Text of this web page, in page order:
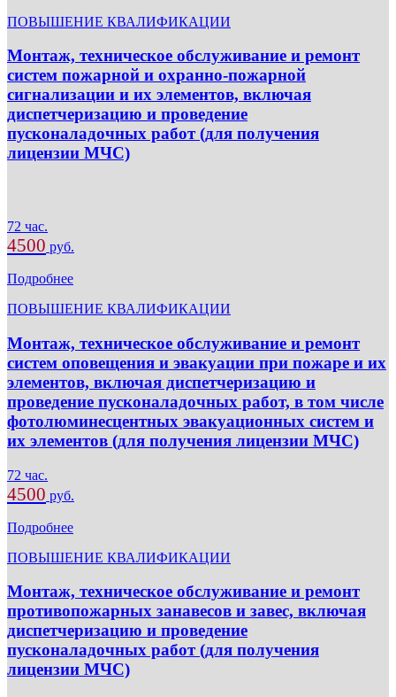
ПОВЫШЕНИЕ КВАЛИФИКАЦИИ
Монтаж, техническое обслуживание и ремонт
систем пожарной и охранно-пожарной
сигнализации и их элементов, включая
диспетчеризацию и проведение
пусконаладочных работ (для получения
лицензии МЧС)
72 час.
4500 руб.
Подробнее
ПОВЫШЕНИЕ КВАЛИФИКАЦИИ
Монтаж, техническое обслуживание и ремонт
систем оповещения и эвакуации при пожаре и их
элементов, включая диспетчеризацию и
проведение пусконаладочных работ, в том числе
фотолюминесцентных эвакуационных систем и
их элементов (для получения лицензии МЧС)
72 час.
4500 руб.
Подробнее
ПОВЫШЕНИЕ КВАЛИФИКАЦИИ
Монтаж, техническое обслуживание и ремонт
противопожарных занавесов и завес, включая
диспетчеризацию и проведение
пусконаладочных работ (для получения
лицензии МЧС)